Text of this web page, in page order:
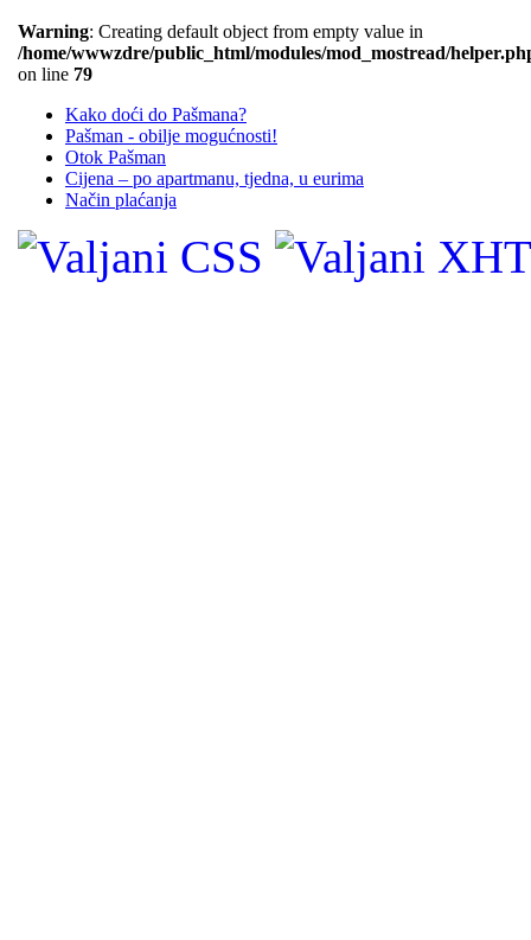
Warning: Creating default object from empty value in
/home/wwwzdre/public_html/modules/mod_mostread/
on line 79
Kako doći do Pašmana?
Pašman - obilje mogućnosti!
Otok Pašman
Cijena – po apartmanu, tjedna, u eurima
Način plaćanja